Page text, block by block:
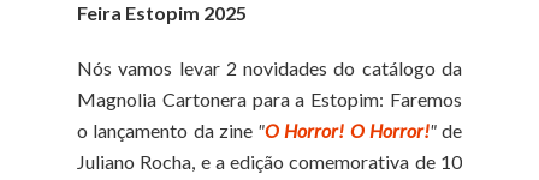
Feira Estopim 2025
Nós vamos levar 2 novidades do catálogo da
Magnolia Cartonera para a Estopim: Faremos
o lançamento da zine "O Horror! O Horror!"de
Juliano Rocha, e a edição comemorativa de 10